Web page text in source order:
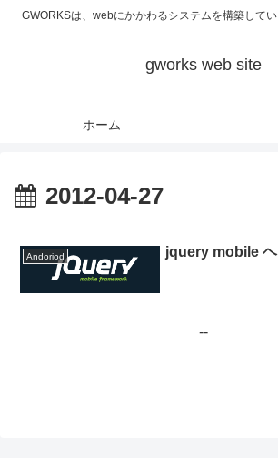
GWORKSは、webにかかわるシステムを構築してい
gworks web site
ホーム
2012-04-27
Andoriod jquery mobile ヘ
--